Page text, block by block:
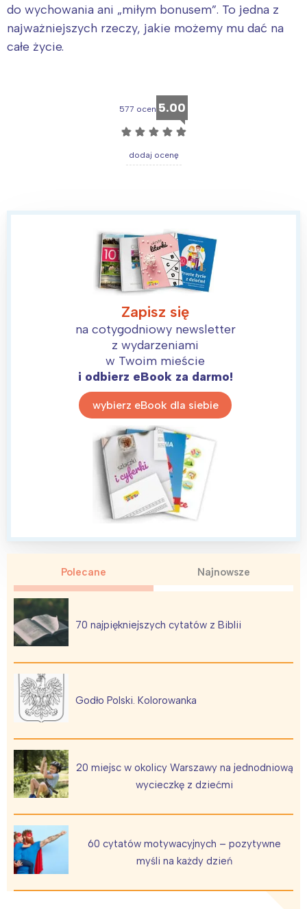
do wychowania ani „miłym bonusem”. To jedna z
najważniejszych rzeczy, jakie możemy mu dać na
całe życie.
577 ocen 5.00
☆ ☆ ☆ ☆ ☆
dodaj ocenę
Zapisz się
na cotygodniowy newsletter
z wydarzeniami
w Twoim mieście
i odbierz eBook za darmo!
wybierz eBook dla siebie
Polecane Najnowsze
70 najpiękniejszych cytatów z Biblii
Godło Polski. Kolorowanka
20 miejsc w okolicy Warszawy na jednodniową
wycieczkę z dziećmi
60 cytatów motywacyjnych – pozytywne
myśli na każdy dzień